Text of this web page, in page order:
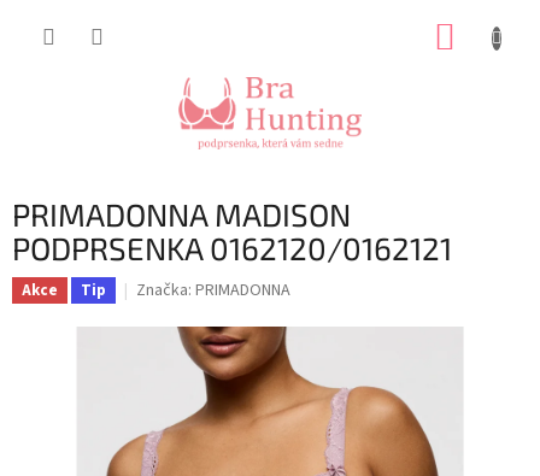
PRIMADONNA MADISON
PODPRSENKA 0162120/0162121
Akce Tip Značka: PRIMADONNA